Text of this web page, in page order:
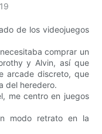
19
de los videojuegos
comprar un
y Alvin, así que
arcade discreto, que
del heredero.
me centro en juegos
modo retrato en la